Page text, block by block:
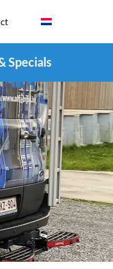
Specials